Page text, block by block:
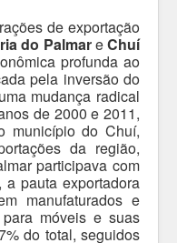
de exportação
do PalmareChuí
profunda ao
pela inversão do
mudança radical
de 2000 e 2011,
município do Chuí,
da região,
participava com
a pauta exportadora
manufaturados e
móveis e suas
do total, seguidos